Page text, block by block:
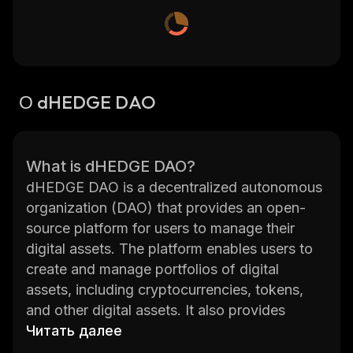
О dHEDGE DAO
What is dHEDGE DAO?
dHEDGE DAO is a decentralized autonomous
organization (DAO) that provides an open-
source platform for users to manage their
digital assets. The platform enables users to
create and manage portfolios of digital
assets, including cryptocurrencies, tokens,
and other digital assets. It also provides
access to a wide range of financial services
Читать далее